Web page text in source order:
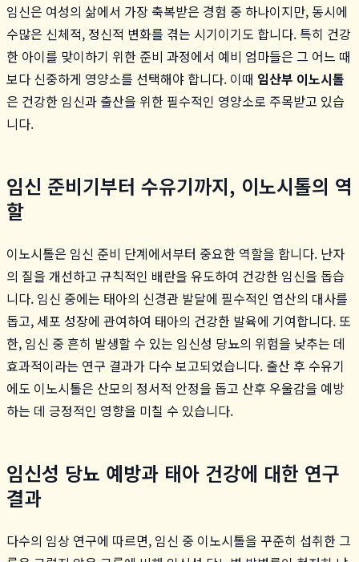
임신은 여성의 삶에서 가장 축복받은 경험 중 하나이지만, 동시에
수많은 신체적, 정신적 변화를 겪는 시기이기도 합니다. 특히 건강
한 아이를 맞이하기 위한 준비 과정에서 예비 엄마들은 그 어느 때
보다 신중하게 영양소를 선택해야 합니다. 이때 임산부 이노시톨
은 건강한 임신과 출산을 위한 필수적인 영양소로 주목받고 있습
니다.
임신 준비기부터 수유기까지, 이노시톨의 역
할
이노시톨은 임신 준비 단계에서부터 중요한 역할을 합니다. 난자
의 질을 개선하고 규칙적인 배란을 유도하여 건강한 임신을 돕습
니다. 임신 중에는 태아의 신경관 발달에 필수적인 엽산의 대사를
돕고, 세포 성장에 관여하여 태아의 건강한 발육에 기여합니다. 또
한, 임신 중 흔히 발생할 수 있는 임신성 당뇨의 위험을 낮추는 데
효과적이라는 연구 결과가 다수 보고되었습니다. 출산 후 수유기
에도 이노시톨은 산모의 정서적 안정을 돕고 산후 우울감을 예방
하는 데 긍정적인 영향을 미칠 수 있습니다.
임신성 당뇨 예방과 태아 건강에 대한 연구
결과
다수의 임상 연구에 따르면, 임신 중 이노시톨을 꾸준히 섭취한 그